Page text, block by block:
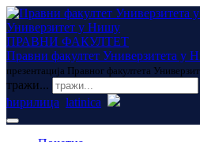
Универзитет у Нишу
ПРАВНИ ФАКУЛТЕТ
Правни факултет Универзитета у
презентација Правног факултета
тражи...
ћирилица latinica